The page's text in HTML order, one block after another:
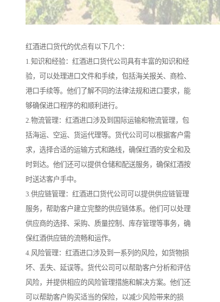
红酒进口货代的优点有以下几个：
1.知识和经验：红酒进口货代公司具有丰富的知识和经
验，可以处理进口文件和手续，包括海关报关、商检、
港口手续等。他们了解不同的法律法规和进口要求，能
够确保进口程序的和顺利进行。
2.物流管理：红酒进口涉及到国际运输和物流管理，包
括海运、空运、货运代理等。货代公司可以根据客户需
求，选择合适的运输方式和路线，确保红酒的安全和及
时到达。他们还可以提供仓储和配送服务，确保红酒按
时送达客户手中。
3.供应链管理：红酒进口货代公司可以提供供应链管理
服务，帮助客户建立完整的供应链体系。他们可以处理
供应商的选择、采购、质量控制、库存管理等事务，确
保红酒供应链的流畅和运作。
4.风险管理：红酒进口涉及到一系列的风险，如货物损
坏、丢失、延误等。货代公司可以帮助客户分析和评估
风险，并提供相应的风险管理措施和解决方案。他们还
可以帮助客户购买适当的保险，以减少风险带来的损